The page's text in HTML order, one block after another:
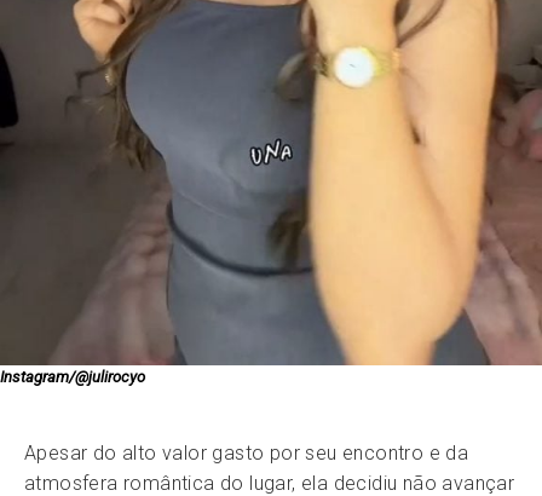
Instagram/@julirocyo
Apesar do alto valor gasto por seu encontro e da
atmosfera romântica do lugar, ela decidiu não avançar